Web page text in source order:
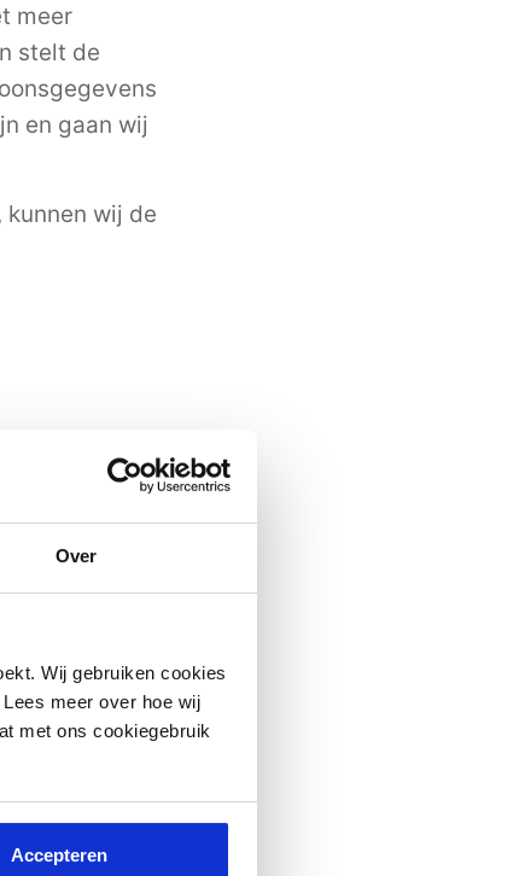
Over
Wij gebruiken cookies
meer over hoe wij
met ons cookiegebruik
Accepteren
meer
stelt de
en gaan wij
wij de